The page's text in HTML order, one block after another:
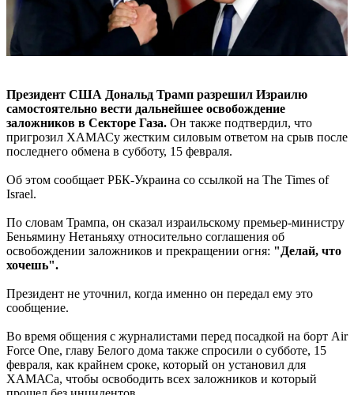
Президент США Дональд Трамп разрешил Израилю
самостоятельно вести дальнейшее освобождение
заложников в Секторе Газа. Он также подтвердил, что
пригрозил ХАМАСу жестким силовым ответом на срыв после
последнего обмена в субботу, 15 февраля.
Об этом сообщает РБК-Украина со ссылкой на The Times of
Israel.
По словам Трампа, он сказал израильскому премьер-министру
Беньямину Нетаньяху относительно соглашения об
освобождении заложников и прекращении огня: "Делай, что
хочешь".
Президент не уточнил, когда именно он передал ему это
сообщение.
Во время общения с журналистами перед посадкой на борт Air
Force One, главу Белого дома также спросили о субботе, 15
февраля, как крайнем сроке, который он установил для
ХАМАСа, чтобы освободить всех заложников и который